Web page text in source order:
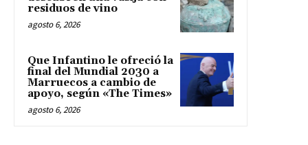
residuos de vino
agosto 6, 2026
Que Infantino le ofreció la
final del Mundial 2030 a
Marruecos a cambio de
apoyo, según «The Times»
agosto 6, 2026